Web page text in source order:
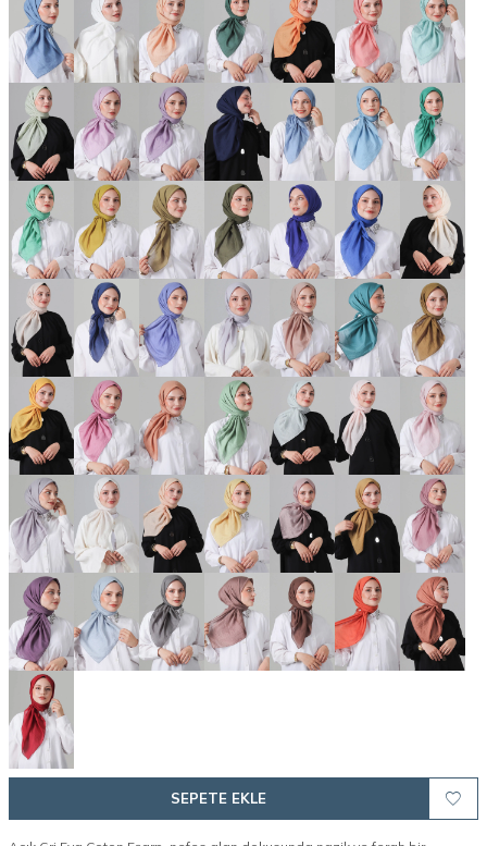
SEPETE EKLE